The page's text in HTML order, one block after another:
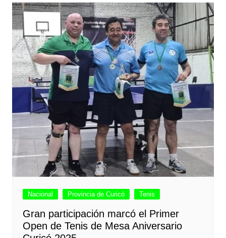
Nacional Provincia de Curicó Tenis
Gran participación marcó el Primer
Open de Tenis de Mesa Aniversario